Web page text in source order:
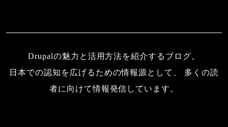
Drupalの魅力と活用方法を紹介するブログ。
日本での認知を広げるための情報源として、 多くの読
者に向けて情報発信しています。